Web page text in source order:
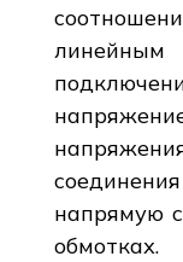
напрямую